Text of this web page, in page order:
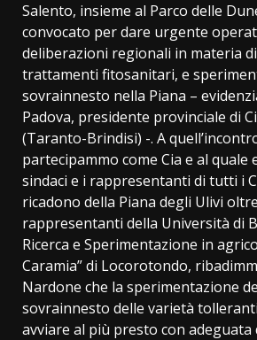
Salento, insieme al Parco delle
convocato per dare urgente
deliberazioni regionali in materia
trattamenti fitosanitari, e
sovrainnesto nella Piana –
Padova, presidente provinciale di
(Taranto-Brindisi) -. A
partecipammo come Cia e al quale
sindaci e i rappresentanti di tutti i
ricadono della Piana degli Ulivi
rappresentanti della Università di
Ricerca e Sperimentazione in
Caramia” di Locorotondo,
Nardone che la sperimentazione
sovrainnesto delle varietà
avviare al più presto con adeguata